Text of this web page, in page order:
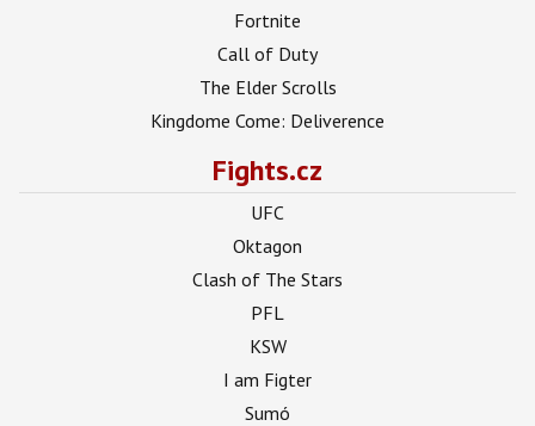
Fortnite
Call of Duty
The Elder Scrolls
Kingdome Come: Deliverence
Fights.cz
UFC
Oktagon
Clash of The Stars
PFL
KSW
I am Figter
Sumó